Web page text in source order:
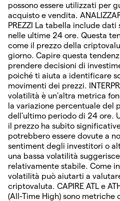
possono essere utilizzati per
acquisto e vendita.
PREZZI La tabella include
nelle ultime 24 ore. Questa
come il prezzo della
giorno. Capire questa
prendere decisioni di
poiché ti aiuta a identificare
movimenti dei prezzi.
volatilità è un'altra metrica
la variazione percentuale del
dell'ultimo periodo di 24 ore.
il prezzo ha subito
potrebbero essere dovute a
sentiment degli investitori o
una bassa volatilità
relativamente stabile. Come
volatilità può aiutarti a
criptovaluta. CAPIRE ATL e
(All-Time High) sono metriche